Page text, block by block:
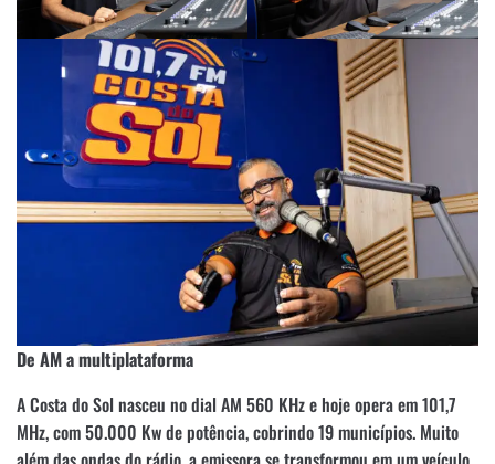
De AM a multiplataforma
A Costa do Sol nasceu no dial AM 560 KHz e hoje opera em 101,7
MHz, com 50.000 Kw de potência, cobrindo 19 municípios. Muito